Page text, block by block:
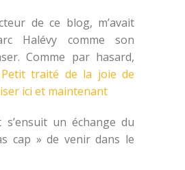
de ce blog, m’avait
Halévy comme son
Comme par hasard,
Petit traité de la joie de
ici et maintenant
un échange du
cap » de venir dans le